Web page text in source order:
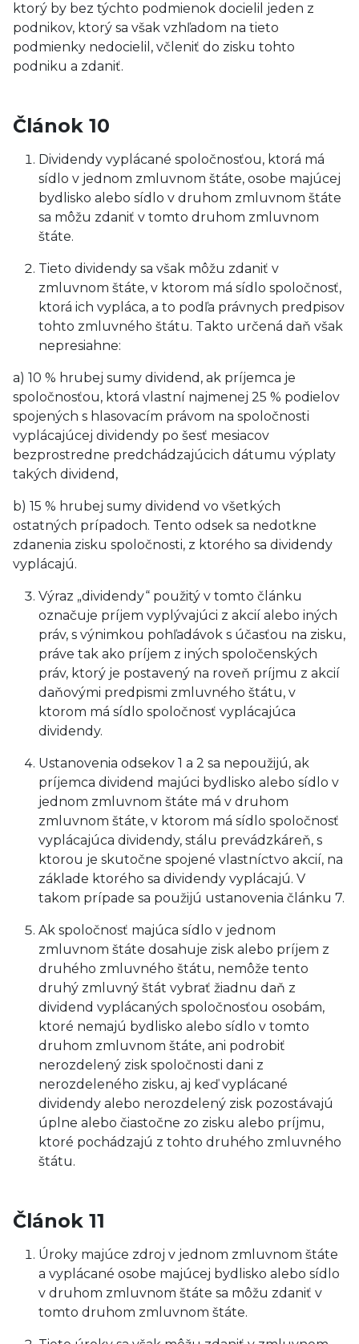
ktorý by bez týchto podmienok docielil jeden z
podnikov, ktorý sa však vzhľadom na tieto
podmienky nedocielil, včleniť do zisku tohto
podniku a zdaniť.
Článok 10
Dividendy vyplácané spoločnosťou, ktorá má
sídlo v jednom zmluvnom štáte, osobe majúcej
bydlisko alebo sídlo v druhom zmluvnom štáte
sa môžu zdaniť v tomto druhom zmluvnom
štáte.
Tieto dividendy sa však môžu zdaniť v
zmluvnom štáte, v ktorom má sídlo spoločnosť,
ktorá ich vypláca, a to podľa právnych predpisov
tohto zmluvného štátu. Takto určená daň však
nepresiahne:
a) 10 % hrubej sumy dividend, ak príjemca je
spoločnosťou, ktorá vlastní najmenej 25 % podielov
spojených s hlasovacím právom na spoločnosti
vyplácajúcej dividendy po šesť mesiacov
bezprostredne predchádzajúcich dátumu výplaty
takých dividend,
b) 15 % hrubej sumy dividend vo všetkých
ostatných prípadoch. Tento odsek sa nedotkne
zdanenia zisku spoločnosti, z ktorého sa dividendy
vyplácajú.
Výraz „dividendy“ použitý v tomto článku
označuje príjem vyplývajúci z akcií alebo iných
práv, s výnimkou pohľadávok s účasťou na zisku,
práve tak ako príjem z iných spoločenských
práv, ktorý je postavený na roveň príjmu z akcií
daňovými predpismi zmluvného štátu, v
ktorom má sídlo spoločnosť vyplácajúca
dividendy.
Ustanovenia odsekov 1 a 2 sa nepoužijú, ak
príjemca dividend majúci bydlisko alebo sídlo v
jednom zmluvnom štáte má v druhom
zmluvnom štáte, v ktorom má sídlo spoločnosť
vyplácajúca dividendy, stálu prevádzkáreň, s
ktorou je skutočne spojené vlastníctvo akcií, na
základe ktorého sa dividendy vyplácajú. V
takom prípade sa použijú ustanovenia článku 7.
Ak spoločnosť majúca sídlo v jednom
zmluvnom štáte dosahuje zisk alebo príjem z
druhého zmluvného štátu, nemôže tento
druhý zmluvný štát vybrať žiadnu daň z
dividend vyplácaných spoločnosťou osobám,
ktoré nemajú bydlisko alebo sídlo v tomto
druhom zmluvnom štáte, ani podrobiť
nerozdelený zisk spoločnosti dani z
nerozdeleného zisku, aj keď vyplácané
dividendy alebo nerozdelený zisk pozostávajú
úplne alebo čiastočne zo zisku alebo príjmu,
ktoré pochádzajú z tohto druhého zmluvného
štátu.
Článok 11
Úroky majúce zdroj v jednom zmluvnom štáte
a vyplácané osobe majúcej bydlisko alebo sídlo
v druhom zmluvnom štáte sa môžu zdaniť v
tomto druhom zmluvnom štáte.